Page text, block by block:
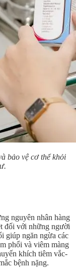
bảo vệ cơ thể khỏi
nguyên nhân hàng
đối với những người
giúp ngăn ngừa các
phổi và viêm màng
khích tiêm vắc-
bệnh nặng.